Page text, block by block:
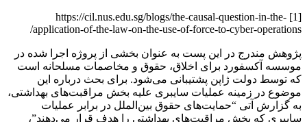
[1] https://cil.nus.edu.sg/blogs/the-causal-question-in-the-
application-of-the-law-on-the-use-of-force-to-cyber-operations/
پژوهش مندرج در این پست به عنوان بخشی از پروژه اجرا شده در
موسسه آکسفورد برای اخلاق، حقوق و مخاصمات مسلحانه است
که توسط دولت ژاپن پشتیبانی می‎‌شود. برای بحث درباره این
موضوع در زمینه عملیات سایبری علیه بخش مراقبت‌های بهداشتی،
به گزارش آتی “حمایت‌های حقوق بین‌الملل در برابر عملیات
سایبری که بخش مراقبت‌های بهداشتی را هدف قرار می‌دهند”،